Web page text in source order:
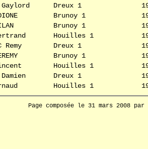
Gaylord Dreux 1
Brunoy 1
Brunoy 1
Houilles 1
Remy Dreux 1
Brunoy 1
Houilles 1
Damien Dreux 1
Houilles 1
Page composée le 31 mars 2008 par